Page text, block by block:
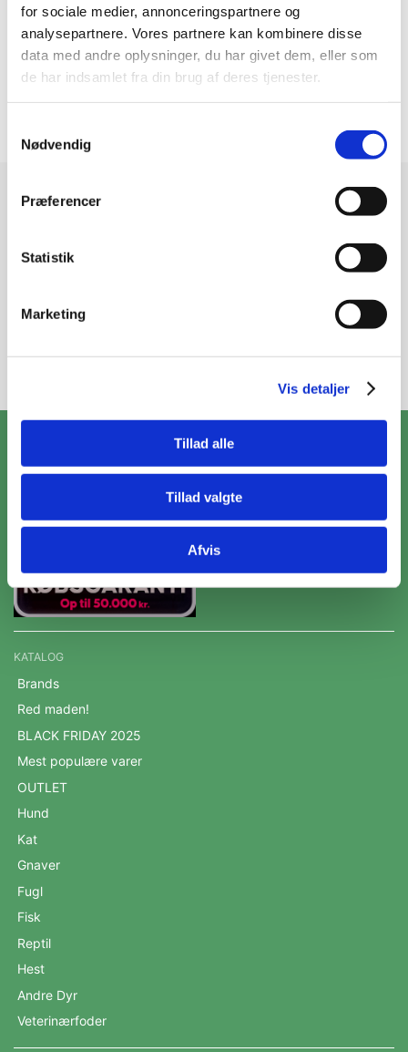
for sociale medier, annonceringspartnere og
analysepartnere. Vores partnere kan kombinere disse
data med andre oplysninger, du har givet dem, eller som
de har indsamlet fra din brug af deres tjenester.
Nødvendig
Præferencer
Statistik
Marketing
Vis detaljer
Tillad alle
Tillad valgte
Afvis
Information Specifikationer
Donut i TPR er et super stærkt stykke legetøj, som gør det
Modtag vores nyhedsbrev
Tilmeld
Skramsvej 10, 4622 Havdrup
CVR 42092258
KATALOG
Brands
Red maden!
BLACK FRIDAY 2025
Mest populære varer
OUTLET
Hund
Kat
Gnaver
Fugl
Fisk
Reptil
Hest
Andre Dyr
Veterinærfoder